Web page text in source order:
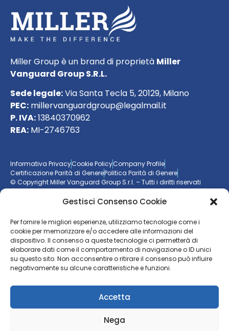
Gestisci Consenso Cookie
Per fornire le migliori esperienze, utilizziamo tecnologie come i
cookie per memorizzare e/o accedere alle informazioni del
dispositivo. Il consenso a queste tecnologie ci permetterà di
elaborare dati come il comportamento di navigazione o ID unici
su questo sito. Non acconsentire o ritirare il consenso può influire
negativamente su alcune caratteristiche e funzioni.
Accetta
Nega
Miller Group è un brand di proprietà Miller
Vanguard Group S.R.L.
Sede legale:Via Santa Tecla 5, 20129, Milano
PEC: millervanguardgroup@legalmail.it
P. IVA:13840370962
REA: MI-2746763
Informativa PrivacyCookie PolicyCompany Profile
Certificazione Parità di GenerePolitica Parità di Genere
© Copyright Miller Vanguard Group S.r.l. – Tutti i diritti riservati
Vuoi essere aggiornato sul mondo delle imprese?
Resta sempre un passo avanti con la nostranewsletter
ISCRIVITI ALLA NEWSLETTER